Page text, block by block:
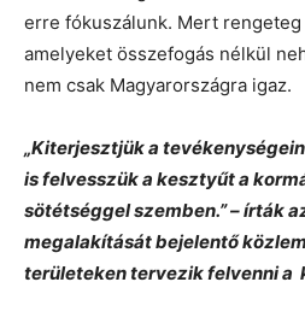
erre fókuszálunk. Mert rengeteg
amelyeket összefogás nélkül
nem csak Magyarországra igaz.
„Kiterjesztjük a
is felvesszük a kesztyűt a
sötétséggel szemben.” – írták
megalakítását bejelentő
területeken tervezik felvenni a